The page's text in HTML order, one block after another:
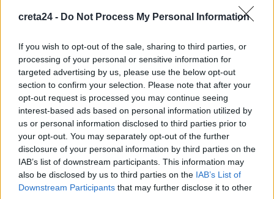
creta24 - Do Not Process My Personal Information
If you wish to opt-out of the sale, sharing to third parties, or
processing of your personal or sensitive information for
targeted advertising by us, please use the below opt-out
section to confirm your selection. Please note that after your
opt-out request is processed you may continue seeing
interest-based ads based on personal information utilized by
us or personal information disclosed to third parties prior to
your opt-out. You may separately opt-out of the further
disclosure of your personal information by third parties on the
IAB’s list of downstream participants. This information may
also be disclosed by us to third parties on the IAB’s List of
Downstream Participants that may further disclose it to other
10 Αυγούστου, 2026
Πρωτεΐνη: Πόση χρειαζόμαστε πραγματικά για να γεράσουμε
καλά – Πότε η υπερβολή γυρίζει μπούμερανγκ
10 Αυγούστου, 2026
Οι ταινίες-σταθμοί στην καριέρα του Νίκου Καλογερόπουλου
10 Αυγούστου, 2026
Στα 25,25 εκατ. ευρώ το κόστος για το νέο τμήμα κρουαζιέρας
στο λιμάνι της Σούδας
10 Αυγούστου, 2026